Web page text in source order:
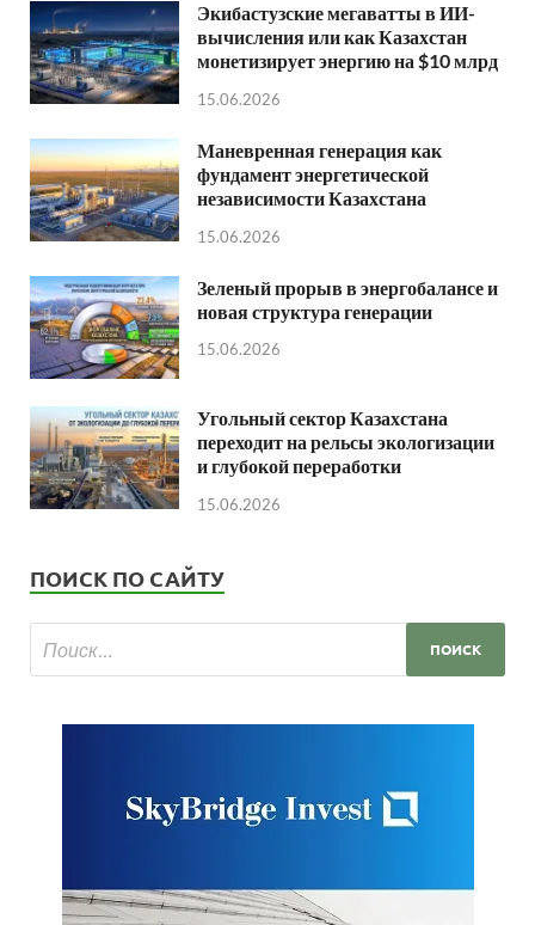
Экибастузские мегаватты в ИИ-
вычисления или как Казахстан
монетизирует энергию на $10 млрд
15.06.2026
Маневренная генерация как
фундамент энергетической
независимости Казахстана
15.06.2026
Зеленый прорыв в энергобалансе и
новая структура генерации
15.06.2026
Угольный сектор Казахстана
переходит на рельсы экологизации
и глубокой переработки
15.06.2026
ПОИСК ПО САЙТУ